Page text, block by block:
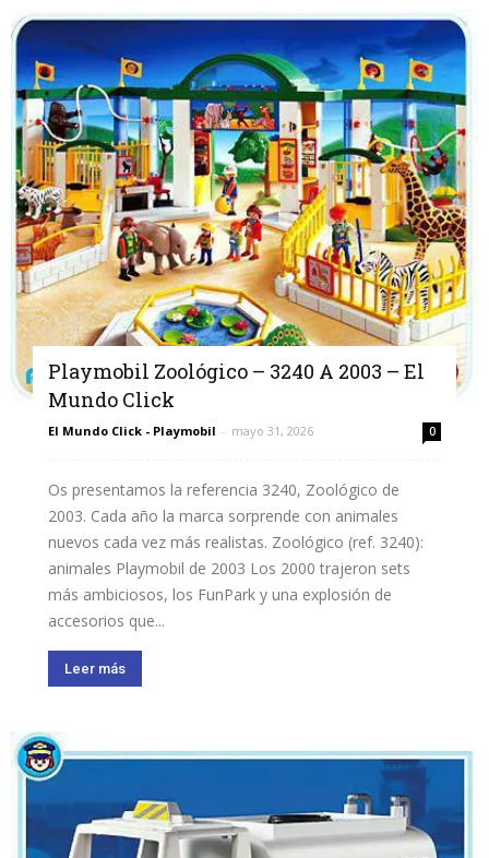
Playmobil Zoológico – 3240 A 2003 – El
Mundo Click
El Mundo Click - Playmobil - mayo 31, 2026 0
Os presentamos la referencia 3240, Zoológico de
2003. Cada año la marca sorprende con animales
nuevos cada vez más realistas. Zoológico (ref. 3240):
animales Playmobil de 2003 Los 2000 trajeron sets
más ambiciosos, los FunPark y una explosión de
accesorios que...
Leer más